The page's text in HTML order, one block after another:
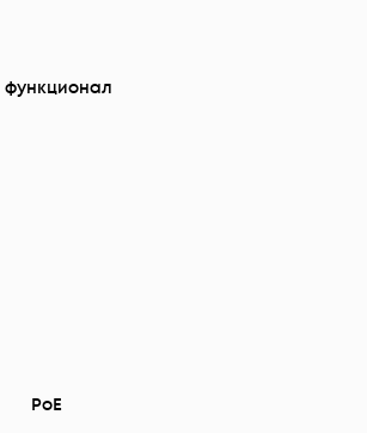
функционал
PoE